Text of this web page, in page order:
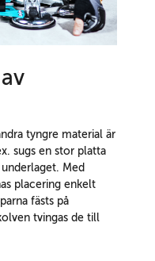
tyngre material är
sugs en stor platta
Med
placering enkelt
fästs på
tvingas de till